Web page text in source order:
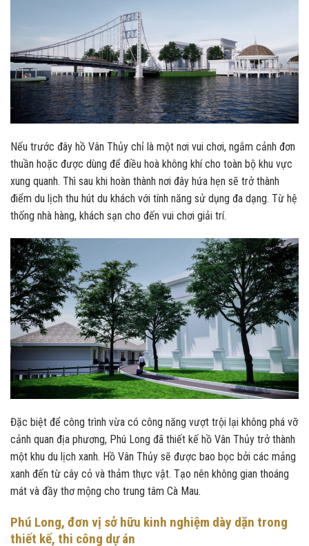
Nếu trước đây hồ Vân Thủy chỉ là một nơi vui chơi, ngắm cảnh đơn
thuần hoặc được dùng để điều hoà không khí cho toàn bộ khu vực
xung quanh. Thì sau khi hoàn thành nơi đây hứa hẹn sẽ trở thành
điểm du lịch thu hút du khách với tính năng sử dụng đa dạng. Từ hệ
thống nhà hàng, khách sạn cho đến vui chơi giải trí.
Đặc biệt để công trình vừa có công năng vượt trội lại không phá vỡ
cảnh quan địa phương, Phú Long đã thiết kế hồ Vân Thủy trở thành
một khu du lịch xanh. Hồ Vân Thủy sẽ được bao bọc bởi các mảng
xanh đến từ cây cỏ và thảm thực vật. Tạo nên không gian thoáng
mát và đầy thơ mộng cho trung tâm Cà Mau.
Phú Long, đơn vị sở hữu kinh nghiệm dày dặn trong
thiết kế, thi công dự án